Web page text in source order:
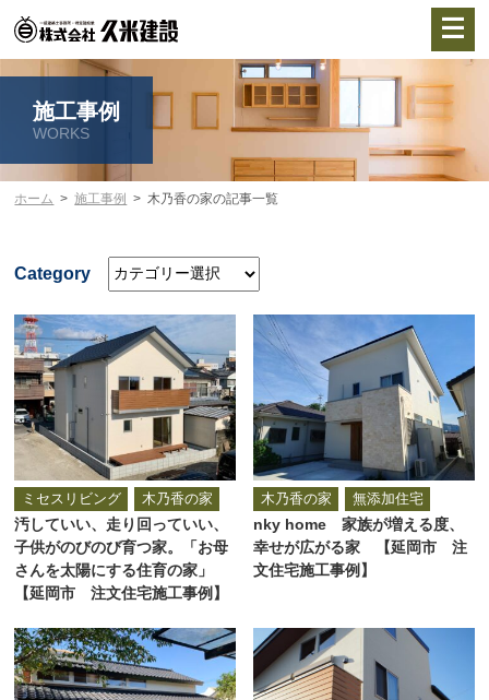
施工事例
WORKS
ホーム 施工事例 木乃香の家の記事一覧
Category
ミセスリビング 木乃香の家
汚していい、走り回っていい、
子供がのびのび育つ家。「お母
さんを太陽にする住育の家」
【延岡市 注文住宅施工事例】
木乃香の家 無添加住宅
nky home 家族が増える度、
幸せが広がる家 【延岡市 注
文住宅施工事例】